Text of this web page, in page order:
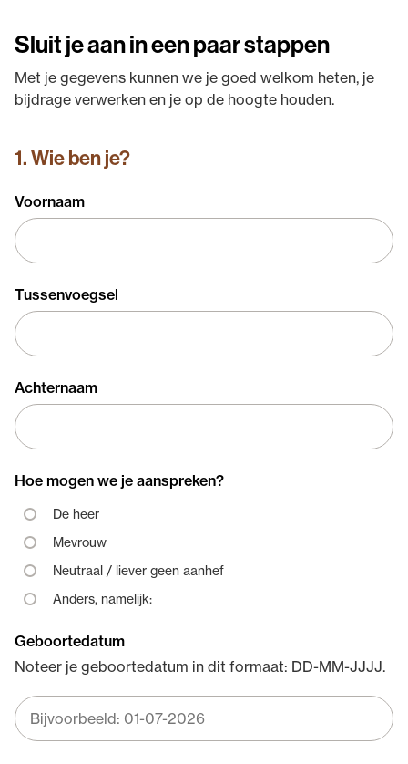
Sluit je aan in een paar stappen
Met je gegevens kunnen we je goed welkom heten, je
bijdrage verwerken en je op de hoogte houden.
1. Wie ben je?
Voornaam
Tussenvoegsel
Achternaam
Hoe mogen we je aanspreken?
De heer
Mevrouw
Neutraal / liever geen aanhef
Anders, namelijk:
Geboortedatum
Noteer je geboortedatum in dit formaat: DD-MM-JJJJ.